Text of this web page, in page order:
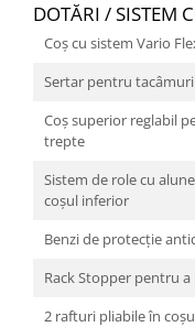
DOTĂRI / SISTEM
Coș cu sistem Vario
Sertar pentru
Coș superior reglabil
trepte
Sistem de role cu
coșul inferior
Benzi de protecție
Rack Stopper pentru
2 rafturi pliabile în